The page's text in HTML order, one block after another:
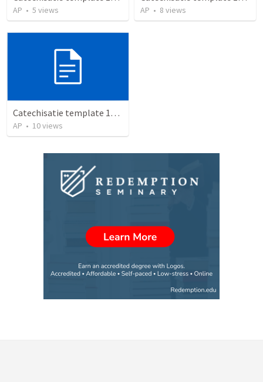
AP • 5 views AP • 8 views
Catechisatie template 12-15 jaar (22)
AP • 10views